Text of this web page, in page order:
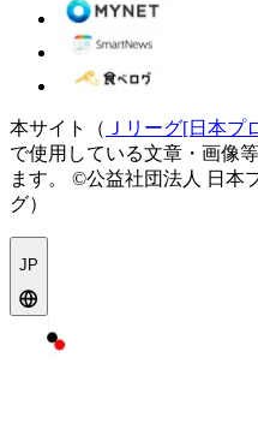
本サイト（ Ｊリーグ[日本プ
で使用している文章・画像
ます。
©公益社団法人 日本
グ）
JP